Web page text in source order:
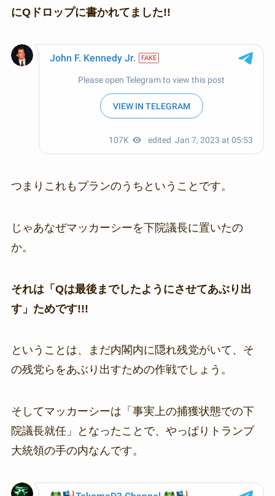
にQドロップに書かれてました!!
つまりこれもプランのうちということです。
じゃあなぜマッカーシーを下院議長に置いたの
か。
それは「Qは最後までしたようにさせてあぶり出
す」ためです!!!
ということは、まだ内閣内に隠れ残党がいて、そ
の残党らをあぶり出すための作戦でしょう。
そしてマッカーシーは「事実上の捕獲状態での下
院議長就任」となったことで、やっぱりトランプ
大統領の手の内なんです。